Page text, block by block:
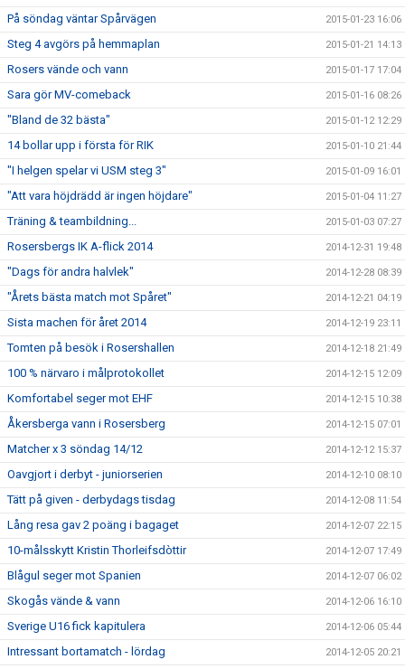
På söndag väntar Spårvägen 2015-01-23 16:06
Steg 4 avgörs på hemmaplan 2015-01-21 14:13
Rosers vände och vann 2015-01-17 17:04
Sara gör MV-comeback 2015-01-16 08:26
"Bland de 32 bästa" 2015-01-12 12:29
14 bollar upp i första för RIK 2015-01-10 21:44
"I helgen spelar vi USM steg 3" 2015-01-09 16:01
"Att vara höjdrädd är ingen höjdare" 2015-01-04 11:27
Träning & teambildning... 2015-01-03 07:27
Rosersbergs IK A-flick 2014 2014-12-31 19:48
"Dags för andra halvlek" 2014-12-28 08:39
"Årets bästa match mot Spåret" 2014-12-21 04:19
Sista machen för året 2014 2014-12-19 23:11
Tomten på besök i Rosershallen 2014-12-18 21:49
100 % närvaro i målprotokollet 2014-12-15 12:09
Komfortabel seger mot EHF 2014-12-15 10:38
Åkersberga vann i Rosersberg 2014-12-15 07:01
Matcher x 3 söndag 14/12 2014-12-12 15:37
Oavgjort i derbyt - juniorserien 2014-12-10 08:10
Tätt på given - derbydags tisdag 2014-12-08 11:54
Lång resa gav 2 poäng i bagaget 2014-12-07 22:15
10-målsskytt Kristin Thorleifsdòttir 2014-12-07 17:49
Blågul seger mot Spanien 2014-12-07 06:02
Skogås vände & vann 2014-12-06 16:10
Sverige U16 fick kapitulera 2014-12-06 05:44
Intressant bortamatch - lördag 2014-12-05 20:21